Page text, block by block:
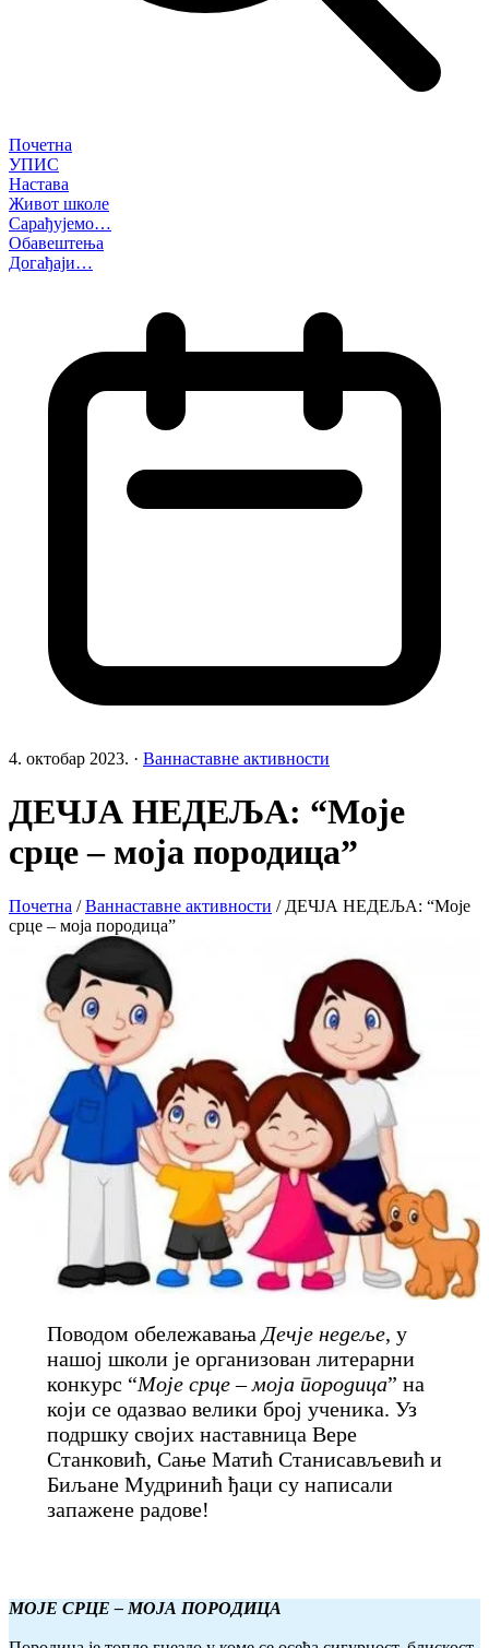
Почетна
УПИС
Настава
Живот школе
Сарађујемо…
Обавештења
Догађаји…
4. октобар 2023. · Ваннаставне активности
ДЕЧЈА НЕДЕЉА: “Моје
срце – моја породица”
Почетна / Ваннаставне активности / ДЕЧЈА НЕДЕЉА: “Моје
срце – моја породица”
Поводом обележавањаДечје недеље, у
нашој школи је организован литерарни
конкурс “Моје срце – моја породица” на
који се одазвао велики број ученика. Уз
подршку својих наставница Вере
Станковић, Сање Матић Станисављевић и
Биљане Мудринић ђаци су написали
запажене радове!
МОЈЕ СРЦЕ – МОЈА ПОРОДИЦА